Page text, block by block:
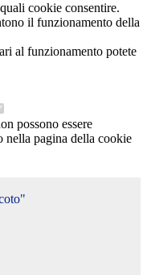
cookie consentire.
il funzionamento della
al funzionamento potete
possono essere
nella pagina della cookie